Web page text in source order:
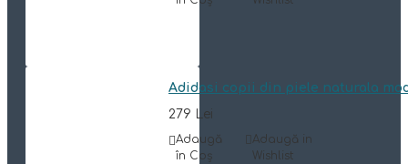
Adidasi copii din piele naturala
279 Lei
Adaugă
în Coş
Adaugă in
Wishlist